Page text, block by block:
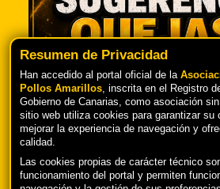
TU OPINIÓN ES
NOSOTROS
Resumen de Privacidad
Han accedido al portal oficial de la
Pollos Amarillos, inscrita en el Registro
Gobierno de Canarias, como asociación
sitio web utiliza cookies para garantizar su
mejorar la experiencia de navegación y
calidad.
Las cookies propias de carácter técnico
funcionamiento del portal y permiten